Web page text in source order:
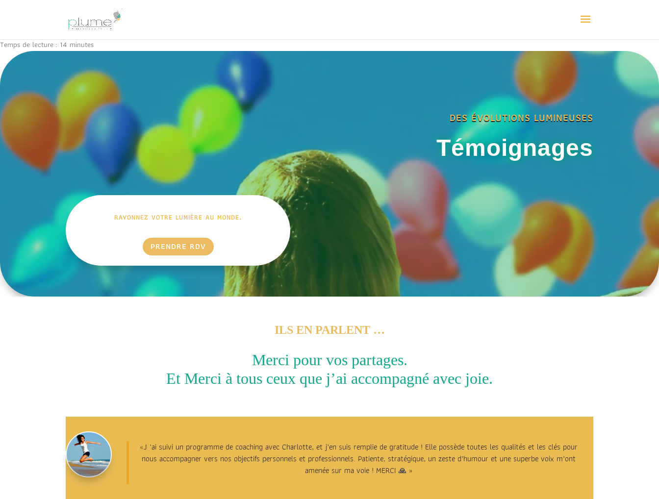
Temps de lecture : 14 minutes
DES ÉVOLUTIONS LUMINEUSES
Témoignages
rayonnez votre lumière au monde.
PRENDRE RDV
ILS EN PARLENT …
Merci pour vos partages.
Et Merci à tous ceux que j’ai accompagné avec joie.
«J ’ai suivi un programme de coaching avec Charlotte, et j’en suis remplie de gratitude ! Elle possède toutes les qualités et les clés pour
nous accompagner vers nos objectifs personnels et professionnels. Patiente, stratégique, un zeste d’humour et une superbe voix m’ont
amenée sur ma voie ! MERCI 🙏 »